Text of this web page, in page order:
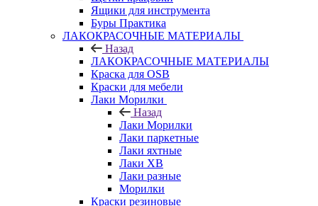
Ящики для инструмента
Буры Практика
ЛАКОКРАСОЧНЫЕ МАТЕРИАЛЫ
Назад
ЛАКОКРАСОЧНЫЕ МАТЕРИАЛЫ
Краска для OSB
Краски для мебели
Лаки Морилки
Назад
Лаки Морилки
Лаки паркетные
Лаки яхтные
Лаки ХВ
Лаки разные
Морилки
Краски резиновые